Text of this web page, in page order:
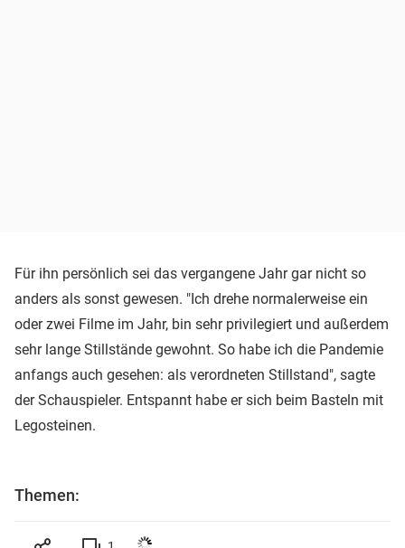
Für ihn persönlich sei das vergangene Jahr gar nicht so
anders als sonst gewesen. "Ich drehe normalerweise ein
oder zwei Filme im Jahr, bin sehr privilegiert und außerdem
sehr lange Stillstände gewohnt. So habe ich die Pandemie
anfangs auch gesehen: als verordneten Stillstand", sagte
der Schauspieler. Entspannt habe er sich beim Basteln mit
Legosteinen.
Themen: